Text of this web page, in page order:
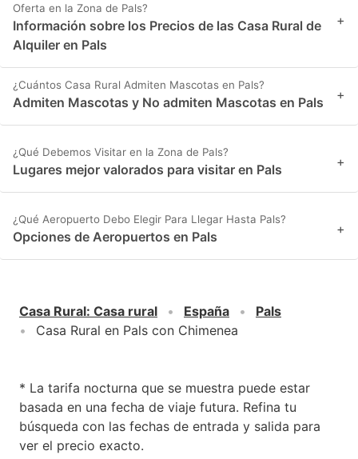
Oferta en la Zona de Pals?
Información sobre los Precios de las Casa Rural de
Alquiler en Pals
+
¿Cuántos Casa Rural Admiten Mascotas en Pals?
Admiten Mascotas y No admiten Mascotas en Pals +
¿Qué Debemos Visitar en la Zona de Pals?
Lugares mejor valorados para visitar en Pals +
¿Qué Aeropuerto Debo Elegir Para Llegar Hasta Pals?
Opciones de Aeropuertos en Pals +
Casa Rural: Casa rural España
Pals
Casa Rural en Pals con Chimenea
* La tarifa nocturna que se muestra puede estar
basada en una fecha de viaje futura. Refina tu
búsqueda con las fechas de entrada y salida para
ver el precio exacto.